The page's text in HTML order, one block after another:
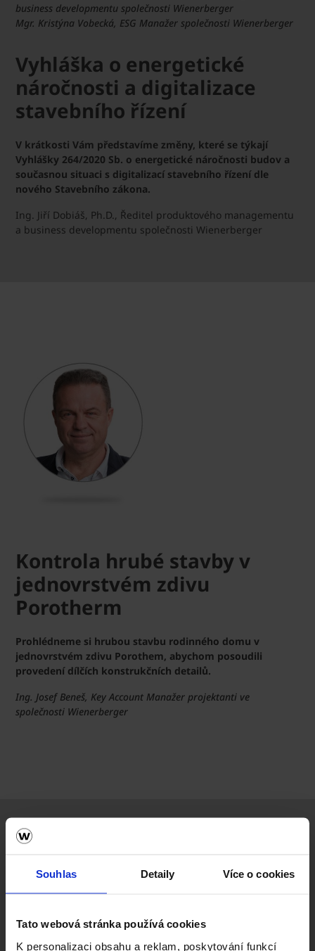
Souhlas Detaily Více o cookies
Tato webová stránka používá cookies
K personalizaci obsahu a reklam, poskytování funkcí
business developmentu společnosti Wienerberger
Mgr. Kristýna Vobecká, ESG Manažer společnosti Wienerberger
Vyhláška o energetické
náročnosti a digitalizace
stavebního řízení
V krátkosti Vám představíme změny, které se týkají
Vyhlášky 264/2020 Sb. o energetické náročnosti budov a
současnou situaci s digitalizací stavebního řízení dle
nového Stavebního zákona.
Ing. Jiří Dobiáš, Ph.D., Ředitel produktového managementu
a business developmentu společnosti Wienerberger
Kontrola hrubé stavby v
jednovrstvém zdivu
Porotherm
Prohlédneme si hrubou stavbu rodinného domu v
jednovrstvém zdivu Porothem, abychom posoudili
provedení dílčích konstrukčních detailů.
Ing. Josef Beneš, Key Account Manažer projektanti ve
společnosti Wienerberger